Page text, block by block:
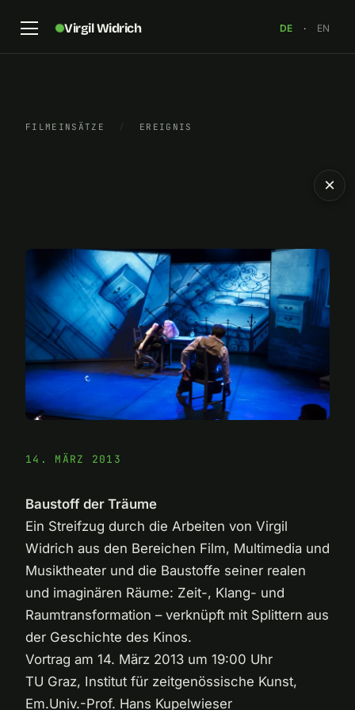
Virgil Widrich DE · EN
FILMEINSÄTZE / EREIGNIS
14. MÄRZ 2013
Baustoff der Träume
Ein Streifzug durch die Arbeiten von Virgil
Widrich aus den Bereichen Film, Multimedia und
Musiktheater und die Baustoffe seiner realen
und imaginären Räume: Zeit-, Klang- und
Raumtransformation – verknüpft mit Splittern aus
der Geschichte des Kinos.
Vortrag am 14. März 2013 um 19:00 Uhr
TU Graz, Institut für zeitgenössische Kunst,
Em.Univ.-Prof. Hans Kupelwieser
×